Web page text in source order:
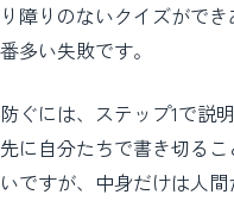
り障りのないクイズがで
番多い失敗です。
防ぐには、ステップ1で説
先に自分たちで書き切る
いですが、中身だけは人間